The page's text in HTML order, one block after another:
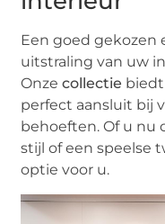
Een goed gekozen
uitstraling van uw
Onzecollectie
perfect aansluit bij
behoeften. Of u nu
stijl of een speelse
optie voor u.